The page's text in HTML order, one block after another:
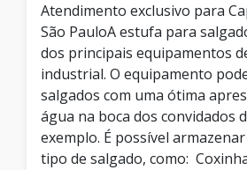
Atendimento exclusivo para
São PauloA estufa para
dos principais equipamentos
industrial. O equipamento
salgados com uma ótima
água na boca dos convidados
exemplo. É possível
tipo de salgado, como: